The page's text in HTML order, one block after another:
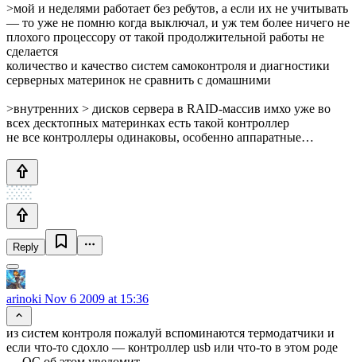
>мой и неделями работает без ребутов, а если их не учитывать
— то уже не помню когда выключал, и уж тем более ничего не
плохого процессору от такой продолжительной работы не
сделается
количество и качество систем самоконтроля и диагностики
серверных материнок не сравнить с домашними
>внутренних > дисков сервера в RAID-массив имхо уже во
всех десктопных материнках есть такой контроллер
не все контроллеры одинаковы, особенно аппаратные…
Reply
arinoki Nov 6 2009 at 15:36
из систем контроля пожалуй вспоминаются термодатчики и
если что-то сдохло — контроллер usb или что-то в этом роде